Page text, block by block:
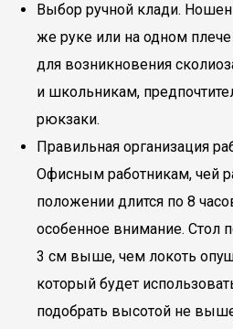
Выбор ручной клади.
же руке или на одном
для возникновения
и школьникам,
рюкзаки.
Правильная организация
Офисным работникам, чей
положении длится по 8
особенное внимание. Стол
3 см выше, чем локоть
который будет
подобрать высотой не